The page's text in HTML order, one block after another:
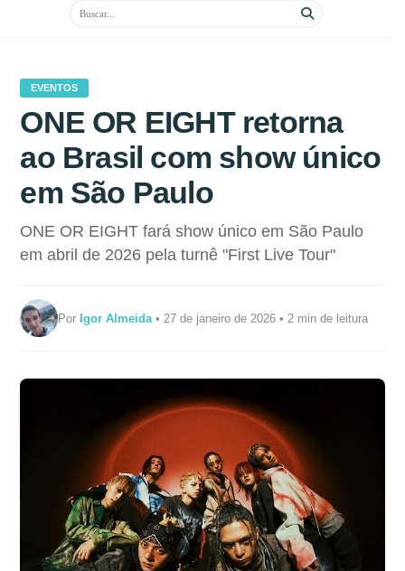
EVENTOS
ONE OR EIGHT retorna
ao Brasil com show único
em São Paulo
ONE OR EIGHT fará show único em São Paulo
em abril de 2026 pela turnê "First Live Tour"
PorIgor Almeida • 27 de janeiro de 2026 • 2 min de leitura